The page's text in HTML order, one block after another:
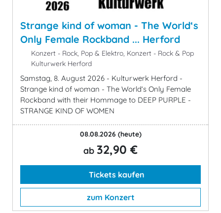
Strange kind of woman - The World‘s
Only Female Rockband ... Herford
Konzert - Rock, Pop & Elektro, Konzert - Rock & Pop
Kulturwerk Herford
Samstag, 8. August 2026 - Kulturwerk Herford -
Strange kind of woman - The World‘s Only Female
Rockband with their Hommage to DEEP PURPLE -
STRANGE KIND OF WOMEN
08.08.2026 (heute)
ab 32,90 €
Tickets kaufen
zum Konzert